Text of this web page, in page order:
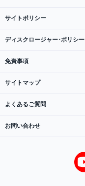
サイトポリシー
ディスクロージャー･ポリシー
免責事項
サイトマップ
よくあるご質問
お問い合わせ